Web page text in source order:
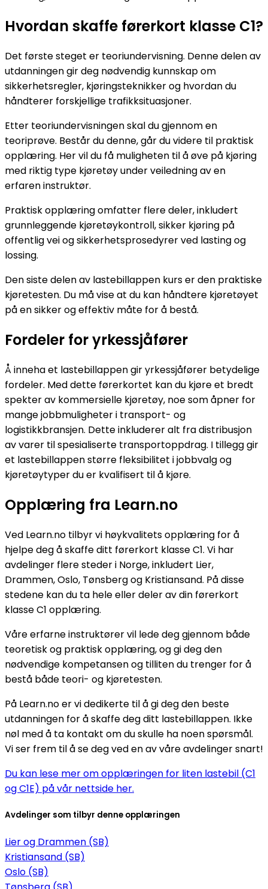
Hvordan skaffe førerkort klasse C1?
Det første steget er teoriundervisning. Denne delen av
utdanningen gir deg nødvendig kunnskap om
sikkerhetsregler, kjøringsteknikker og hvordan du
håndterer forskjellige trafikksituasjoner.
Etter teoriundervisningen skal du gjennom en
teoriprøve. Består du denne, går du videre til praktisk
opplæring. Her vil du få muligheten til å øve på kjøring
med riktig type kjøretøy under veiledning av en
erfaren instruktør.
Praktisk opplæring omfatter flere deler, inkludert
grunnleggende kjøretøykontroll, sikker kjøring på
offentlig vei og sikkerhetsprosedyrer ved lasting og
lossing.
Den siste delen av lastebillappen kurs er den praktiske
kjøretesten. Du må vise at du kan håndtere kjøretøyet
på en sikker og effektiv måte for å bestå.
Fordeler for yrkessjåfører
Å inneha et lastebillappen gir yrkessjåfører betydelige
fordeler. Med dette førerkortet kan du kjøre et bredt
spekter av kommersielle kjøretøy, noe som åpner for
mange jobbmuligheter i transport- og
logistikkbransjen. Dette inkluderer alt fra distribusjon
av varer til spesialiserte transportoppdrag. I tillegg gir
et lastebillappen større fleksibilitet i jobbvalg og
kjøretøytyper du er kvalifisert til å kjøre.
Opplæring fra Learn.no
Ved Learn.no tilbyr vi høykvalitets opplæring for å
hjelpe deg å skaffe ditt førerkort klasse C1. Vi har
avdelinger flere steder i Norge, inkludert Lier,
Drammen, Oslo, Tønsberg og Kristiansand. På disse
stedene kan du ta hele eller deler av din førerkort
klasse C1 opplæring.
Våre erfarne instruktører vil lede deg gjennom både
teoretisk og praktisk opplæring, og gi deg den
nødvendige kompetansen og tilliten du trenger for å
bestå både teori- og kjøretesten.
På Learn.no er vi dedikerte til å gi deg den beste
utdanningen for å skaffe deg ditt lastebillappen. Ikke
nøl med å ta kontakt om du skulle ha noen spørsmål.
Vi ser frem til å se deg ved en av våre avdelinger snart!
Du kan lese mer om opplæringen for liten lastebil (C1
og C1E) på vår nettside her.
Avdelinger som tilbyr denne opplæringen
Lier og Drammen (SB)
Kristiansand (SB)
Oslo (SB)